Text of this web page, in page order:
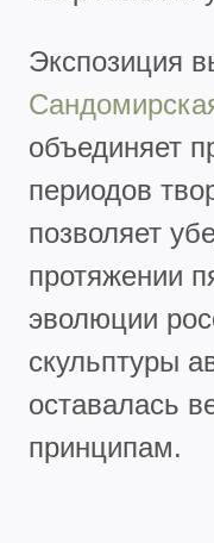
Экспозиция
объединяет
периодов
позволяет
протяжении
эволюции
скульптуры
оставалась
принципам.